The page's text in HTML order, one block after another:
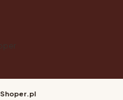
Shoper.pl